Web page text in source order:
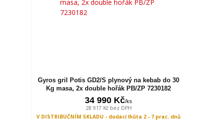
Gyros gril Potis GD2/S plynový na kebab do 30
Kg masa, 2x double hořák PB/ZP 7230182
34 990 Kč/ks
28 917 Kč bez DPH
V DISTRIBUČNÍM SKLADU - dodací lhůta 2 - 7 prac. dnů